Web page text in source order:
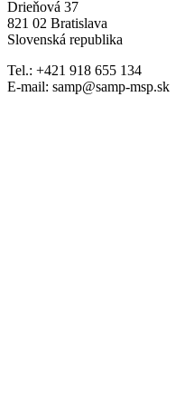
Drieňová 37
821 02 Bratislava
Slovenská republika
Tel.: +421 918 655 134
E-mail: samp@samp-msp.sk